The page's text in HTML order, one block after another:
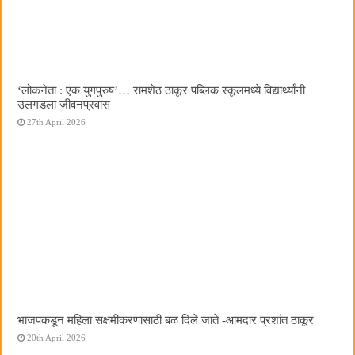
‌‘लोकनेता : एक युगपुरुष‌’… रामशेठ ठाकूर पब्लिक स्कूलमध्ये विद्यार्थ्यांनी
उलगडला जीवनप्रवास
27th April 2026
भाजपकडून महिला सक्षमीकरणासाठी बळ दिले जाते -आमदार प्रशांत ठाकूर
20th April 2026